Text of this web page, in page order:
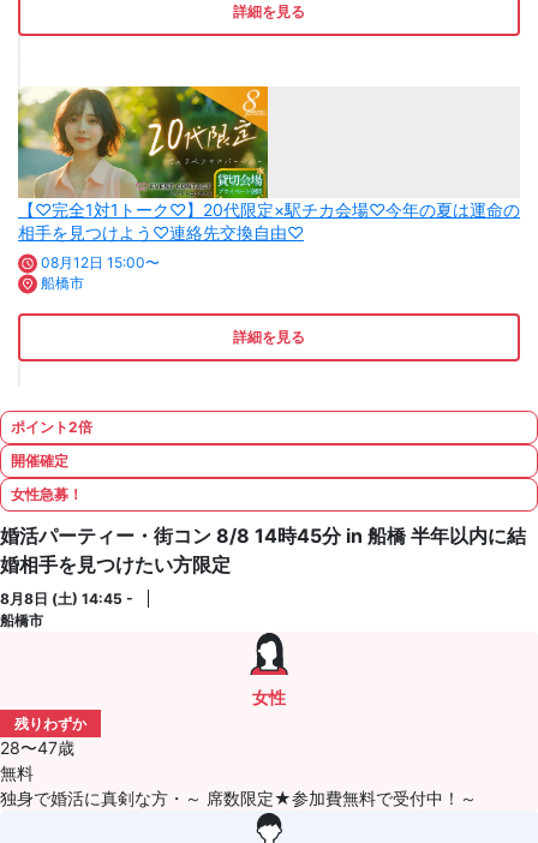
詳細を見る
【♡完全1対1トーク♡】20代限定×駅チカ会場♡今年の夏は運命の
相手を見つけよう♡連絡先交換自由♡
08月12日 15:00〜
船橋市
詳細を見る
ポイント2倍
開催確定
女性急募！
婚活パーティー・街コン 8/8 14時45分 in 船橋 半年以内に結
婚相手を見つけたい方限定
8月8日 (土) 14:45 -
船橋市
女性
残りわずか
28〜47歳
無料
独身で婚活に真剣な方・～ 席数限定★参加費無料で受付中！～